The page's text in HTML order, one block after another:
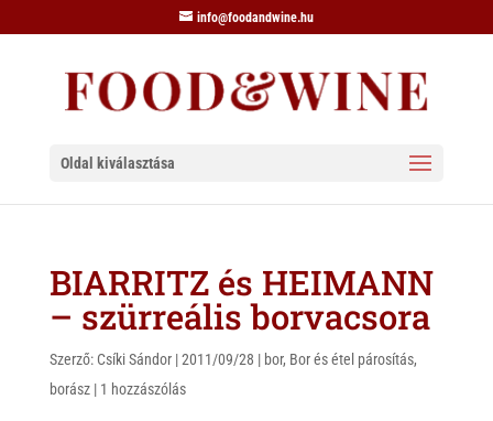
info@foodandwine.hu
Oldal kiválasztása
BIARRITZ és HEIMANN
– szürreális borvacsora
Szerző: Csíki Sándor|2011/09/28 | bor, Bor és étel párosítás,
borász| 1 hozzászólás